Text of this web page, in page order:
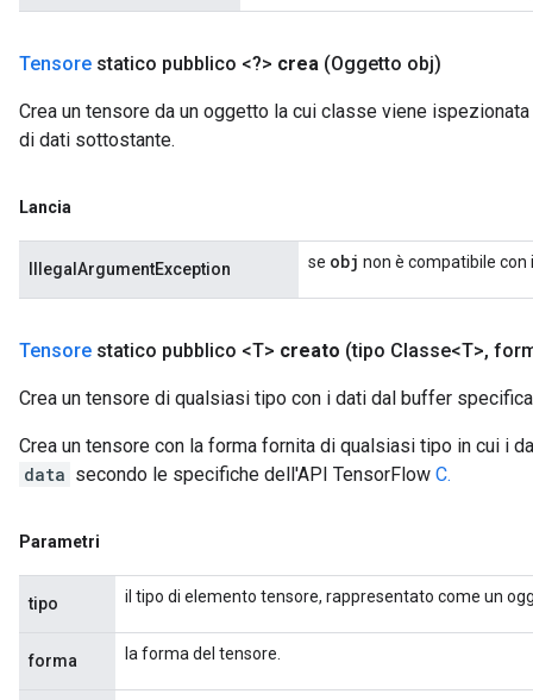
Tensore statico pubblico <?> crea (Oggetto obj)
Crea un tensore da un oggetto la cui classe viene
di dati sottostante.
Lancia
IllegalArgumentException se obj non è compatibile con
Tensore statico pubblico <T> creato (tipo Classe<T>,
Crea un tensore di qualsiasi tipo con i dati dal buffer
Crea un tensore con la forma fornita di qualsiasi tipo in cui i
data secondo le specifiche dell'API TensorFlow C.
Parametri
tipo il tipo di elemento tensore, rappresentato come un
forma la forma del tensore.